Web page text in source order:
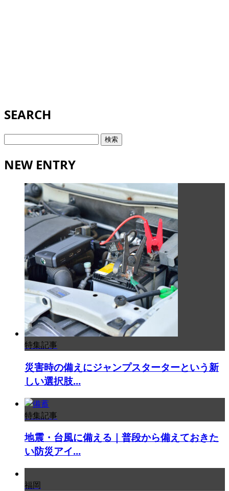
SEARCH
検
NEW ENTRY
特集記事
災害時の備えにジャンプスターターという新
しい選択肢...
特集記事
地震・台風に備える｜普段から備えておきた
い防災アイ...
福岡